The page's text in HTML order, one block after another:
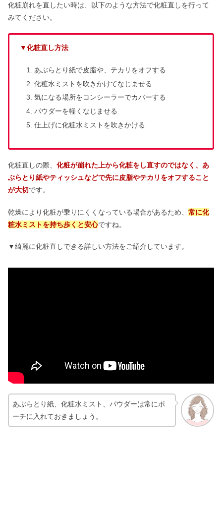
化粧崩れを直したい時は、以下のような方法で化粧直しを行って
みてください。
▼化粧直し方法
あぶらとり紙で皮脂や、テカリをオフする
化粧水ミストを吹きかけてなじませる
気になる場所をコンシーラーでカバーする
パウダーを軽くなじませる
仕上げに化粧水ミストを吹きかける
化粧直しの際、 化粧が崩れた上から化粧をし直すのではなく、あ
ぶらとり紙やティッシュなどで先に皮脂やテカリをオフすること
が大切です。
乾燥により化粧が乗りにくくなっている場合があるため、 常に化
粧水ミストを持ち歩くと安心ですね。
▼綺麗に化粧直しできる詳しい方法をご紹介しています。
あぶらとり紙、化粧水ミスト、パウダーは常にポ
ーチに入れておきましょう。